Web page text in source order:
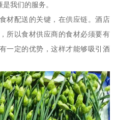
我们的服务。
材配送的关键，在供应链。酒店
所以食材供应商的食材必须要有
一定的优势，这样才能够吸引酒